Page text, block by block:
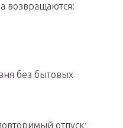
возвращаются:
без бытовых
отпуск;